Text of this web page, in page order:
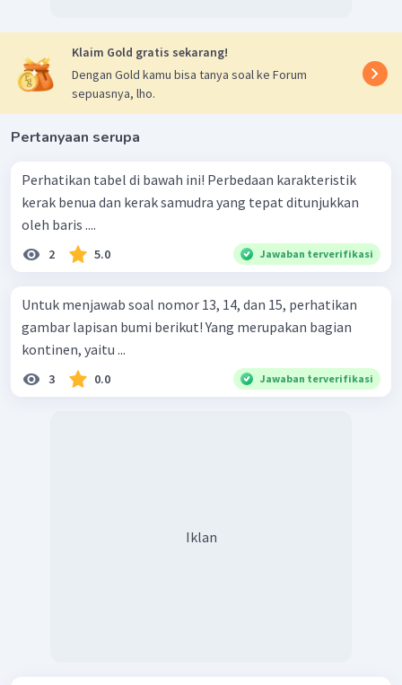
Klaim Gold gratis sekarang!
Dengan Gold kamu bisa tanya soal ke Forum
sepuasnya, lho.
Pertanyaan serupa
Perhatikan tabel di bawah ini! Perbedaan karakteristik
kerak benua dan kerak samudra yang tepat ditunjukkan
oleh baris ....
2 5.0 Jawaban terverifikasi
Untuk menjawab soal nomor 13, 14, dan 15, perhatikan
gambar lapisan bumi berikut! Yang merupakan bagian
kontinen, yaitu ...
3 0.0 Jawaban terverifikasi
Iklan